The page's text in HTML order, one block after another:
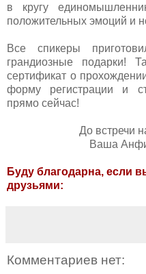
в кругу
положительных эмоций и
Все спикеры
грандиозные подарки!
сертификат о
форму регистрации и
прямо сейчас!
До встречи
Ваша
Буду благодарна, если
друзьями:
Комментариев нет: